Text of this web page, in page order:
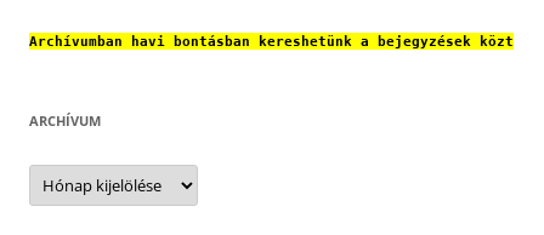
Archívumban havi bontásban kereshetünk a bejegyzések közt
ARCHÍVUM
Archívum